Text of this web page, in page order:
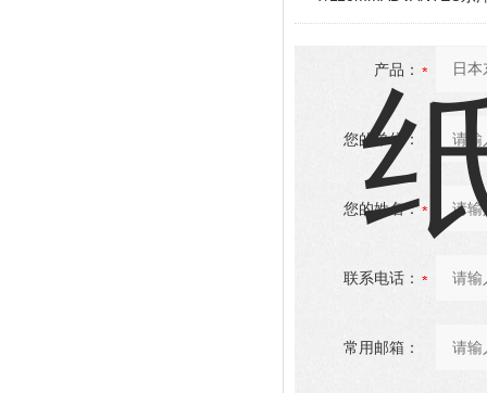
产品：
您的单位：
您的姓名：
联系电话：
常用邮箱：